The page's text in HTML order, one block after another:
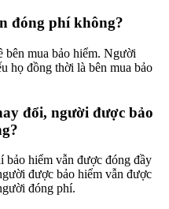
đóng phí không?
mua bảo hiểm. Người
họ đồng thời là bên mua bảo
đổi, người được bảo
hiểm vẫn được đóng đầy
được bảo hiểm vẫn được
đóng phí.